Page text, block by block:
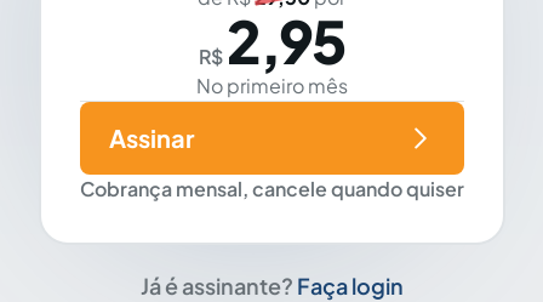
R$ 2,95
No primeiro mês
Cobrança mensal, cancele quando quiser
Assinar
Já é assinante? Faça login